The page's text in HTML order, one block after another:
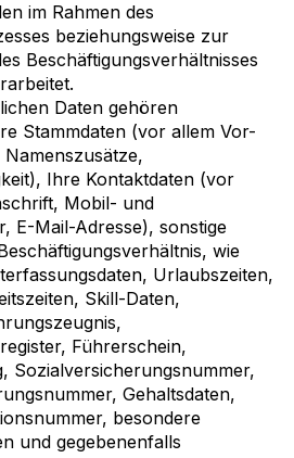
im Rahmen des
beziehungsweise zur
Beschäftigungsverhältnisses
Daten gehören
Stammdaten (vor allem Vor-
Ihre Kontaktdaten (vor
Mobil- und
E-Mail-Adresse), sonstige
wie
Urlaubszeiten,
Skill-Daten,
Führerschein,
Sozialversicherungsnummer,
Gehaltsdaten,
besondere
und gegebenenfalls